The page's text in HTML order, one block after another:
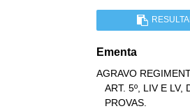
Ementa
AGRAVO